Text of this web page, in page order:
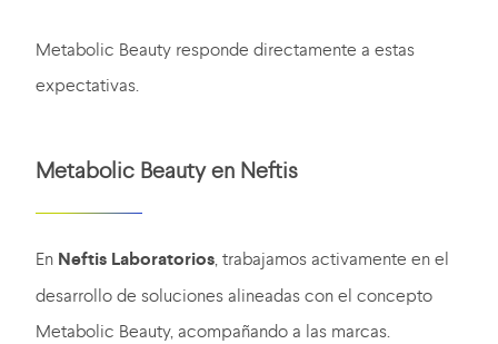
Metabolic Beauty responde directamente a estas
expectativas.
Metabolic Beauty en Neftis
En Neftis Laboratorios, trabajamos activamente en el
desarrollo de soluciones alineadas con el concepto
Metabolic Beauty, acompañando a las marcas.